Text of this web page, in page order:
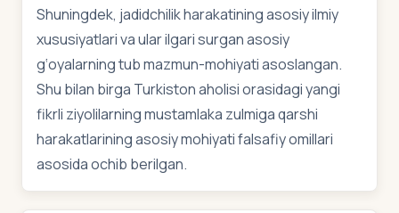
Shuningdek, jadidchilik harakatining asosiy ilmiy
xususiyatlari va ular ilgari surgan asosiy
g‘oyalarning tub mazmun-mohiyati asoslangan.
Shu bilan birga Turkiston aholisi orasidagi yangi
fikrli ziyolilarning mustamlaka zulmiga qarshi
harakatlarining asosiy mohiyati falsafiy omillari
asosida ochib berilgan.